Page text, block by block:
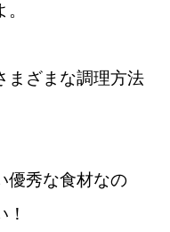
まざまな調理方法
優秀な食材なの